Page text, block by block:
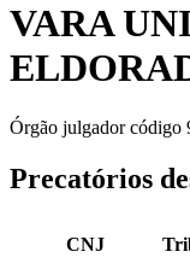
VARA
Órgão julgador código
Precatórios
CNJ